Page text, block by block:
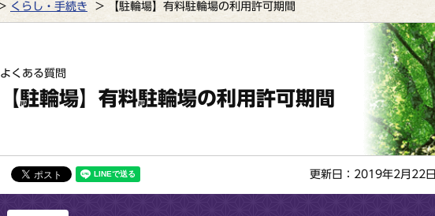
くらし・手続き 【駐輪場】有料駐輪場の利用許可期間
よくある質問
【駐輪場】有料駐輪場の利用許可期間
更新日：2019年2月22日